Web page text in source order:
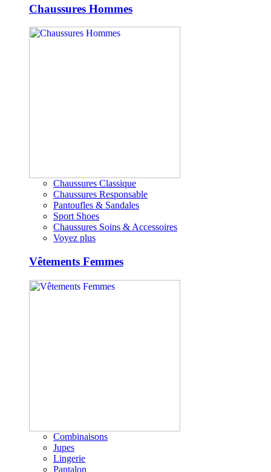
Chaussures Hommes
Chaussures Classique
Chaussures Responsable
Pantoufles & Sandales
Sport Shoes
Chaussures Soins & Accessoires
Voyez plus
Vêtements Femmes
Combinaisons
Jupes
Lingerie
Pantalon